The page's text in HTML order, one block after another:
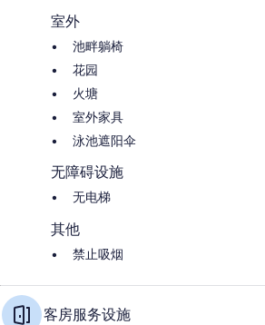
室外
池畔躺椅
花园
火塘
室外家具
泳池遮阳伞
无障碍设施
无电梯
其他
禁止吸烟
客房服务设施